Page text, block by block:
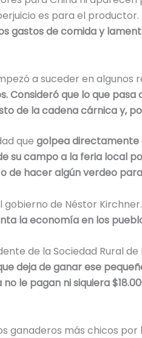
es para el productor.
gastos de comida y
a suceder en algunos
Consideró que lo que
de la cadena cárnica y,
que golpea directamente
su campo a la feria local
de hacer algún verdeo
gobierno de Néstor Kirchner.
la economía en los
de la Sociedad Rural
deja de ganar ese
le pagan ni siquiera
ganaderos más chicos